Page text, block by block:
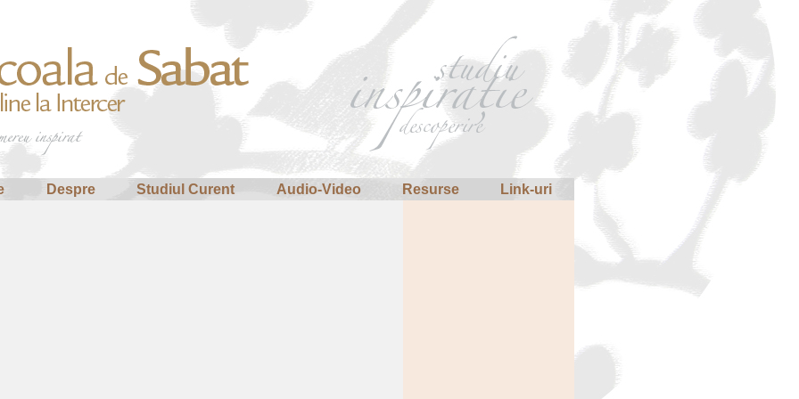
Link-uri
Resurse
Audio-Video
Studiul Curent
Despre